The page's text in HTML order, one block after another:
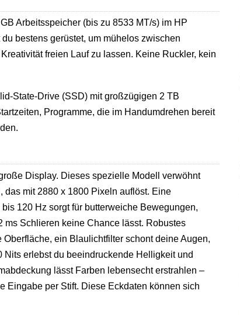
Arbeitsspeicher (bis zu 8533 MT/s) im HP
bestens gerüstet, um mühelos zwischen
freien Lauf zu lassen. Keine Ruckler, kein
State-Drive (SSD) mit großzügigen 2 TB
Programme, die im Handumdrehen bereit
Display. Dieses spezielle Modell verwöhnt
mit 2880 x 1800 Pixeln auflöst. Eine
120 Hz sorgt für butterweiche Bewegungen,
Schlieren keine Chance lässt. Robustes
ein Blaulichtfilter schont deine Augen,
erlebst du beeindruckende Helligkeit und
lässt Farben lebensecht erstrahlen –
Eingabe per Stift. Diese Eckdaten können sich